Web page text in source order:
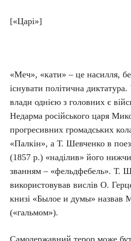
[«Царі»]
«Меч», «кати» – це насилля,
існувати політична диктатура.
влади однією з головних є
Недарма російського царя
прогресивних громадських
«Палкін», а Т. Шевченко в
(1857 р.) «наділив» його
званням – «фельдфебель». Т.
використовував вислів О.
книзі «Былое и думы» назвав
(«гальмом»).
Самодержавний терор може